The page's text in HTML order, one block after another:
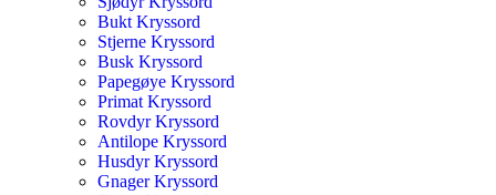
Bukt Kryssord
Stjerne Kryssord
Busk Kryssord
Papegøye Kryssord
Primat Kryssord
Rovdyr Kryssord
Antilope Kryssord
Husdyr Kryssord
Gnager Kryssord